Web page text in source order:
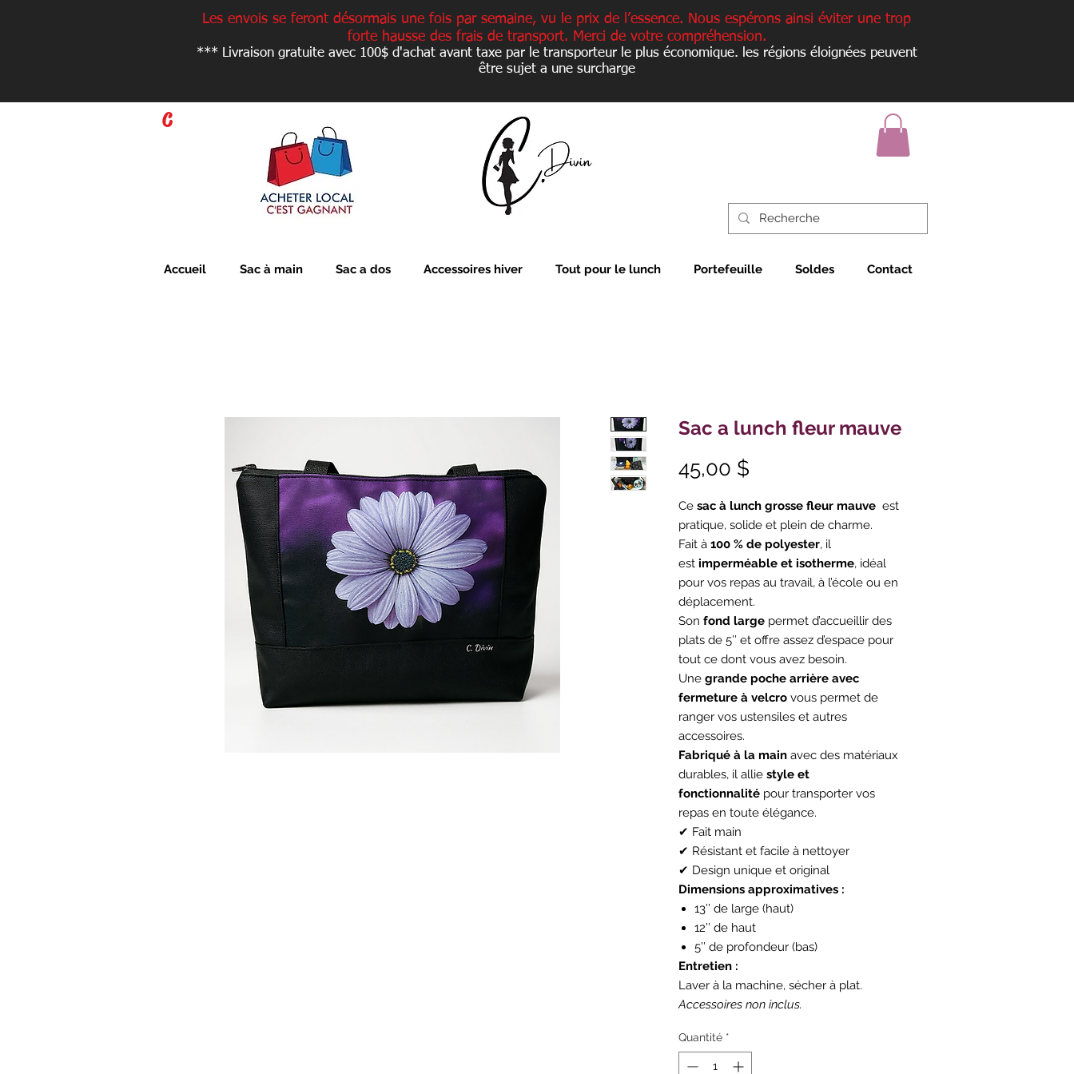
Les envois se feront désormais une fois par semaine, vu le prix de l’essence. Nous espérons ainsi éviter une trop
forte hausse des frais de transport. Merci de votre compréhension.
*** Livraison gratuite avec 100$ d'achat avant taxe par le transporteur le plus économique. les régions éloignées peuvent
être sujet a une surcharge
C
Accueil Sac à main Sac a dos Accessoires hiver Tout pour le lunch Portefeuille Soldes Contact
Sac a lunch fleur mauve
45,00 $
Ce sac à lunch grosse fleur mauve est
pratique, solide et plein de charme.
Fait à 100 % de polyester, il
est imperméable et isotherme, idéal
pour vos repas au travail, à l’école ou en
déplacement.
Son fond large permet d’accueillir des
plats de 5’’ et offre assez d’espace pour
tout ce dont vous avez besoin.
Une grande poche arrière avec
fermeture à velcro vous permet de
ranger vos ustensiles et autres
accessoires.
Fabriqué à la main avec des matériaux
durables, il allie style et
fonctionnalité pour transporter vos
repas en toute élégance.
✔ Fait main
✔ Résistant et facile à nettoyer
✔ Design unique et original
Dimensions approximatives :
13’’ de large (haut)
12’’ de haut
5’’ de profondeur (bas)
Entretien :
Laver à la machine, sécher à plat.
Accessoires non inclus.
Quantité *